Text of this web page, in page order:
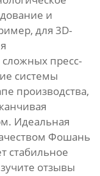
и
для 3D-
пресс-
системы
производства,
Идеальная
Фошань
стабильное
отзывы